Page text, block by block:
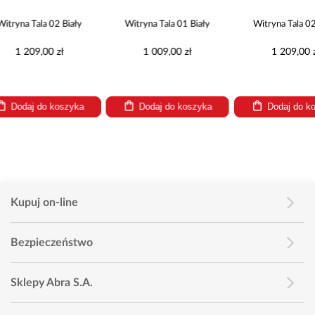
02 Biały
zł
koszyka
Witryna Tala 01 Biały
1 009,00 zł
Dodaj do koszyka
Witryna Tala 02 Biały
1 209,00 zł
Dodaj do koszyka
Kupuj on-line
Bezpieczeństwo
Sklepy Abra S.A.